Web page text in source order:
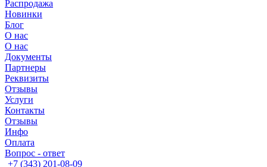
Распродажа
Новинки
Блог
О нас
О нас
Документы
Партнеры
Реквизиты
Отзывы
Услуги
Контакты
Отзывы
Инфо
Оплата
Вопрос - ответ
+7 (343) 201-08-09